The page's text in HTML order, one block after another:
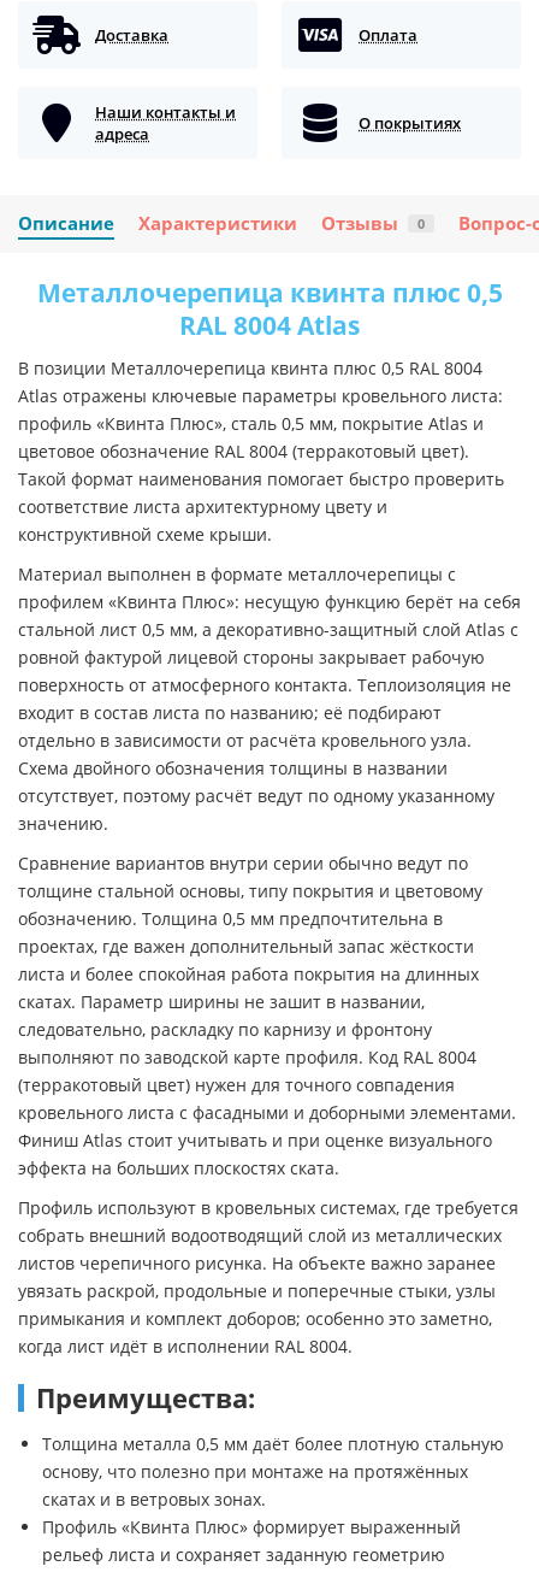
Доставка Оплата
Наши контакты и
адреса
О покрытиях
Описание Характеристики Отзывы 0 Вопрос-
Металлочерепица квинта плюс 0,5
RAL 8004 Atlas
В позиции Металлочерепица квинта плюс 0,5 RAL 8004
Atlas отражены ключевые параметры кровельного листа:
профиль «Квинта Плюс», сталь 0,5 мм, покрытие Atlas и
цветовое обозначение RAL 8004 (терракотовый цвет).
Такой формат наименования помогает быстро проверить
соответствие листа архитектурному цвету и
конструктивной схеме крыши.
Материал выполнен в формате металлочерепицы с
профилем «Квинта Плюс»: несущую функцию берёт на себя
стальной лист 0,5 мм, а декоративно-защитный слой Atlas с
ровной фактурой лицевой стороны закрывает рабочую
поверхность от атмосферного контакта. Теплоизоляция не
входит в состав листа по названию; её подбирают
отдельно в зависимости от расчёта кровельного узла.
Схема двойного обозначения толщины в названии
отсутствует, поэтому расчёт ведут по одному указанному
значению.
Сравнение вариантов внутри серии обычно ведут по
толщине стальной основы, типу покрытия и цветовому
обозначению. Толщина 0,5 мм предпочтительна в
проектах, где важен дополнительный запас жёсткости
листа и более спокойная работа покрытия на длинных
скатах. Параметр ширины не зашит в названии,
следовательно, раскладку по карнизу и фронтону
выполняют по заводской карте профиля. Код RAL 8004
(терракотовый цвет) нужен для точного совпадения
кровельного листа с фасадными и доборными элементами.
Финиш Atlas стоит учитывать и при оценке визуального
эффекта на больших плоскостях ската.
Профиль используют в кровельных системах, где требуется
собрать внешний водоотводящий слой из металлических
листов черепичного рисунка. На объекте важно заранее
увязать раскрой, продольные и поперечные стыки, узлы
примыкания и комплект доборов; особенно это заметно,
когда лист идёт в исполнении RAL 8004.
Преимущества:
Толщина металла 0,5 мм даёт более плотную стальную
основу, что полезно при монтаже на протяжённых
скатах и в ветровых зонах.
Профиль «Квинта Плюс» формирует выраженный
рельеф листа и сохраняет заданную геометрию